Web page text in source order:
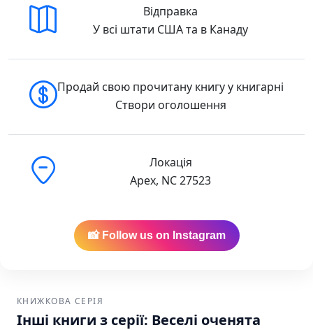
Відправка
У всі штати США та в Канаду
Продай свою прочитану книгу у книгарні
Створи оголошення
Локація
Apex, NC 27523
📸 Follow us on Instagram
КНИЖКОВА СЕРІЯ
Інші книги з серії: Веселі оченята